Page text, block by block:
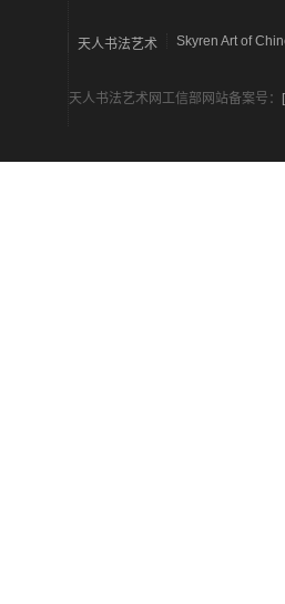
天人书法艺术 Skyren Art of
天人书法艺术网工信部网站备案号：